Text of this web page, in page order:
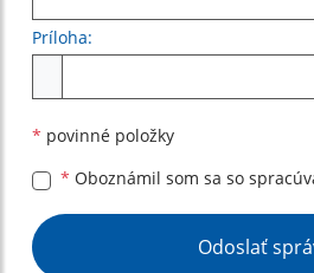
Príloha:
* povinné položky
* Oboznámil som sa so
Google reCaptcha Response
Odoslať